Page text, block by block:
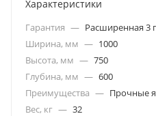
Характеристики
Гарантия — Расширенная 3
Ширина, мм — 1000
Высота, мм — 750
Глубина, мм — 600
Преимущества — Прочные
Вес, кг — 32